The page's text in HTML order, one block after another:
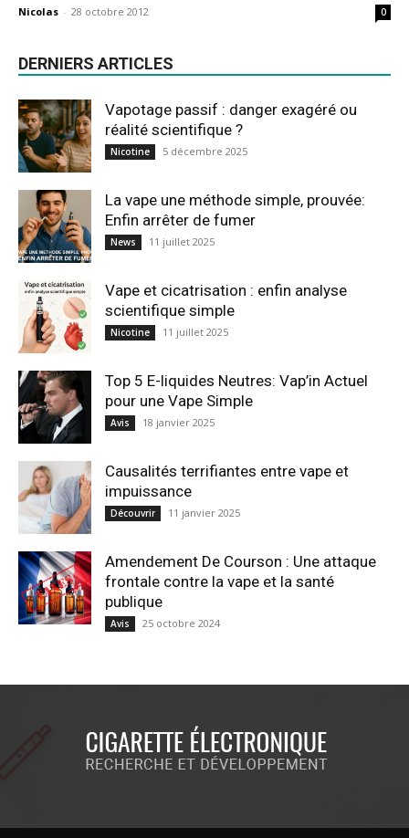
Nicolas - 28 octobre 2012 0
DERNIERS ARTICLES
Vapotage passif : danger exagéré ou
réalité scientifique ?
Nicotine 5 décembre 2025
La vape une méthode simple, prouvée:
Enfin arrêter de fumer
News 11 juillet 2025
Vape et cicatrisation : enfin analyse
scientifique simple
Nicotine 11 juillet 2025
Top 5 E-liquides Neutres: Vap’in Actuel
pour une Vape Simple
Avis 18 janvier 2025
Causalités terrifiantes entre vape et
impuissance
Découvrir 11 janvier 2025
Amendement De Courson : Une attaque
frontale contre la vape et la santé
publique
Avis 25 octobre 2024